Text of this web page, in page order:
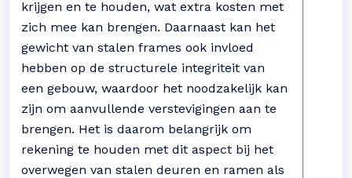
krijgen en te houden, wat extra kosten met
zich mee kan brengen. Daarnaast kan het
gewicht van stalen frames ook invloed
hebben op de structurele integriteit van
een gebouw, waardoor het noodzakelijk kan
zijn om aanvullende verstevigingen aan te
brengen. Het is daarom belangrijk om
rekening te houden met dit aspect bij het
overwegen van stalen deuren en ramen als